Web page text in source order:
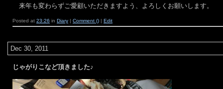
来年も変わらずご愛顧いただきますよう、よろしくお願いします。
Posted at 23:26 in Diary | Comment () | Edit
Dec 30, 2011
じゃがりこなど頂きました♪